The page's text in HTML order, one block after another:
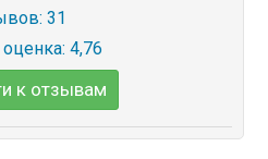
31
4,76
к отзывам